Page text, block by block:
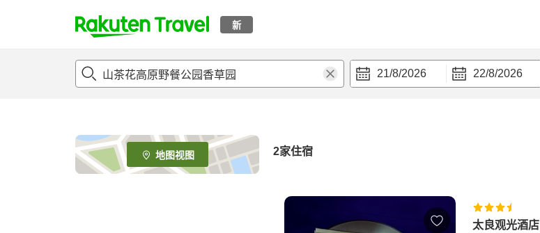
新
t
p
e
_
s
21/8/2026 22/8/2026
地图视图 2家住宿
太良观光酒店